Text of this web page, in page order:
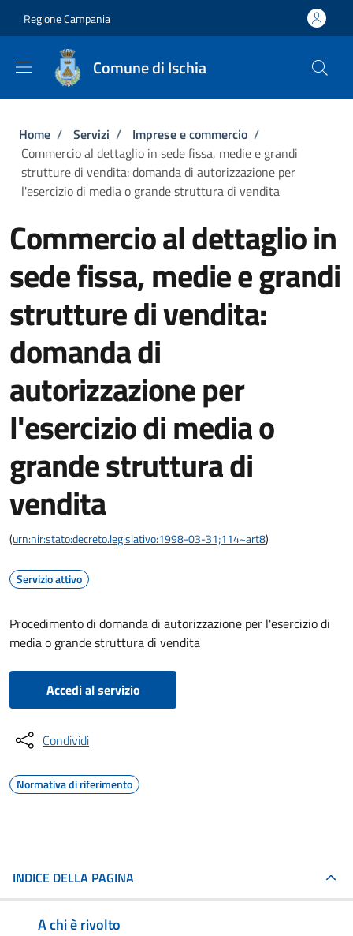
Regione Campania
Comune di Ischia
Briciole di pane
Home / Servizi / Imprese e commercio /
Commercio al dettaglio in sede fissa, medie e grandi
strutture di vendita: domanda di autorizzazione per
l'esercizio di media o grande struttura di vendita
Commercio al dettaglio in
sede fissa, medie e grandi
strutture di vendita:
domanda di
autorizzazione per
l'esercizio di media o
grande struttura di
vendita
(urn:nir:stato:decreto.legislativo:1998-03-31;114~art8)
Servizio attivo
Procedimento di domanda di autorizzazione per l'esercizio di
media o grande struttura di vendita
Accedi al servizio
Condividi
Normativa di riferimento
INDICE DELLA PAGINA
A chi è rivolto